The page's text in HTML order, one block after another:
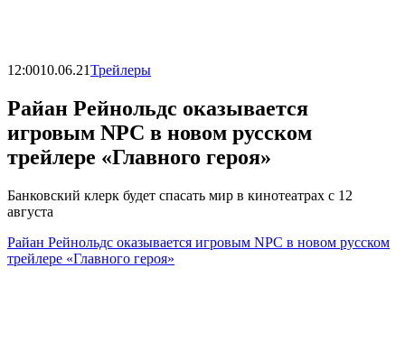
12:0010.06.21Трейлеры
Райан Рейнольдс оказывается
игровым NPC в новом русском
трейлере «Главного героя»
Банковский клерк будет спасать мир в кинотеатрах с 12
августа
Райан Рейнольдс оказывается игровым NPC в новом русском
трейлере «Главного героя»